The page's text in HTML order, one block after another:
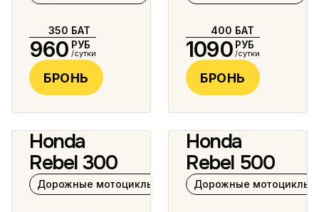
350 БАТ
960 РУБ
/сутки
БРОНЬ
400 БАТ
1090 РУБ
/сутки
БРОНЬ
7 фото
Honda
Rebel 300
Дорожные мотоциклы 125–400 см³
6 фото
Honda
Rebel 500
Дорожные мотоциклы